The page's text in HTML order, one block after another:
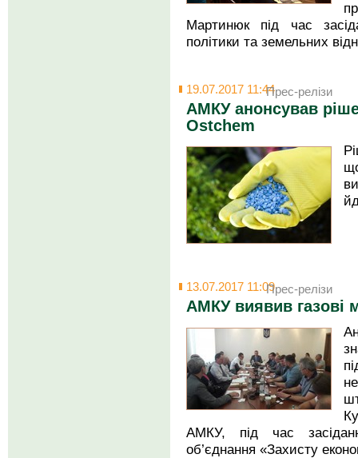
Мартинюк під час
політики та земельних
19.07.2017 11:44Прес-релізи
АМКУ анонсував
Ostchem
13.07.2017 11:09Прес-релізи
АМКУ виявив газові
АМКУ, під час
об’єднання «Захисту